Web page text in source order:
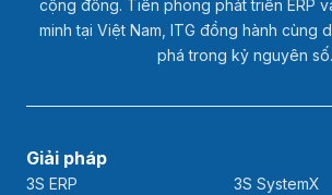
cộng đồng. Tiên phong phát triển ERP
minh tại Việt Nam, ITG đồng hành cùng
phá trong kỷ nguyên số.
Giải pháp
3S ERP
3S SystemX